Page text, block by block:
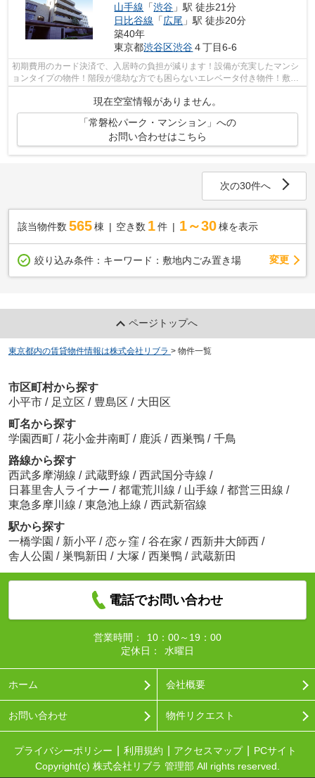
山手線 「渋谷 」駅 徒歩21分
日比谷線 「広尾 」駅 徒歩20分
築40年
東京都渋谷区渋谷４丁目6-6
初期費用のカード決済で、入居時の負担が減ります！設備が充実したマンシ
ョンタイプの物件！階段が億劫な方でも困らないエレベータ付き物件！敷地
内にはちゃんとごみ置き場もあります...
現在空室情報がありません。
「常磐松パーク・マンション」への
お問い合わせはこちら
次の30件へ
該当物件数 565棟 空き数 1 件 1～30 棟を表示
絞り込み条件： キーワード：敷地内ごみ置き場 変更
ページトップへ
東京都内の賃貸物件情報は株式会社リブラ > 物件一覧
市区町村から探す
小平市 / 足立区 / 豊島区 / 大田区
町名から探す
学園西町 / 花小金井南町 / 鹿浜 / 西巣鴨 / 千鳥
路線から探す
西武多摩湖線 / 武蔵野線 / 西武国分寺線 /
日暮里舎人ライナー / 都電荒川線 / 山手線 / 都営三田線 /
東急多摩川線 / 東急池上線 / 西武新宿線
駅から探す
一橋学園 / 新小平 / 恋ヶ窪 / 谷在家 / 西新井大師西 /
舎人公園 / 巣鴨新田 / 大塚 / 西巣鴨 / 武蔵新田
電話でお問い合わせ
営業時間：
10：00～19：00
定休日：
水曜日
ホーム 会社概要
お問い合わせ 物件リクエスト
プライバシーポリシー 利用規約 アクセスマップ
PCサイト
Copyright(c) 株式会社リブラ 管理部 All rights reserved.